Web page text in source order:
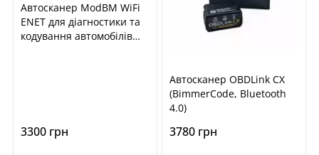
Автосканер ModBM WiFi
ENET для діагностики та
кодування автомобілів
3300 грн
Автосканер OBDLink CX
(BimmerCode, Bluetooth
4.0)
3780 грн